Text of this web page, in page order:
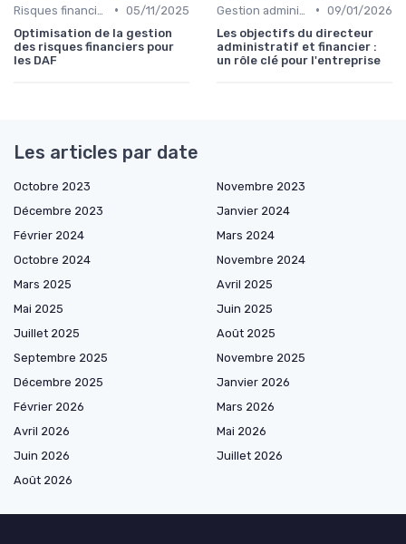
• 05/11/2025
Optimisation de la gestion
des risques financiers pour
les DAF
• 09/01/2026
Les objectifs du directeur
administratif et financier :
un rôle clé pour l'entreprise
Les articles par date
Octobre 2023
Novembre 2023
Décembre 2023
Janvier 2024
Février 2024
Mars 2024
Octobre 2024
Novembre 2024
Mars 2025
Avril 2025
Mai 2025
Juin 2025
Juillet 2025
Août 2025
Septembre 2025
Novembre 2025
Décembre 2025
Janvier 2026
Février 2026
Mars 2026
Avril 2026
Mai 2026
Juin 2026
Juillet 2026
Août 2026